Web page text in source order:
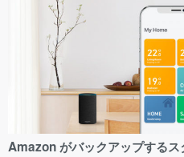
Amazon がバックアップするス